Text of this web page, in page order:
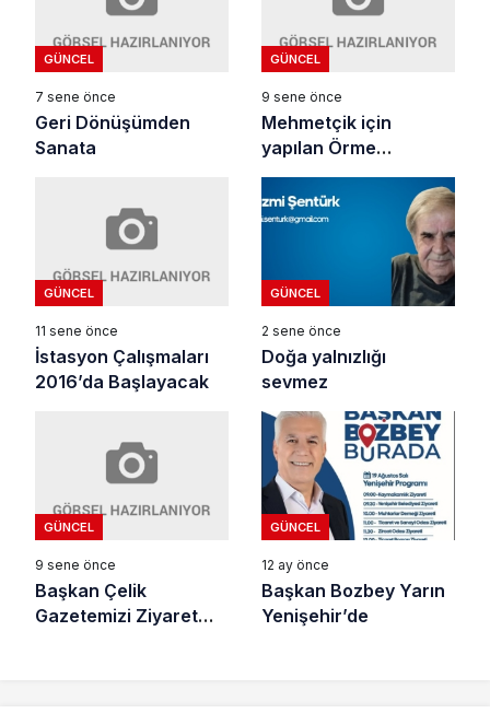
GÜNCEL
7 sene önce
Geri Dönüşümden
Sanata
GÜNCEL
9 sene önce
Mehmetçik için
yapılan Örme
Boyunluklar yola çıktı
GÜNCEL
11 sene önce
İstasyon Çalışmaları
2016’da Başlayacak
GÜNCEL
2 sene önce
Doğa yalnızlığı
sevmez
GÜNCEL
9 sene önce
Başkan Çelik
Gazetemizi Ziyaret
GÜNCEL
12 ay önce
Başkan Bozbey Yarın
Yenişehir’de